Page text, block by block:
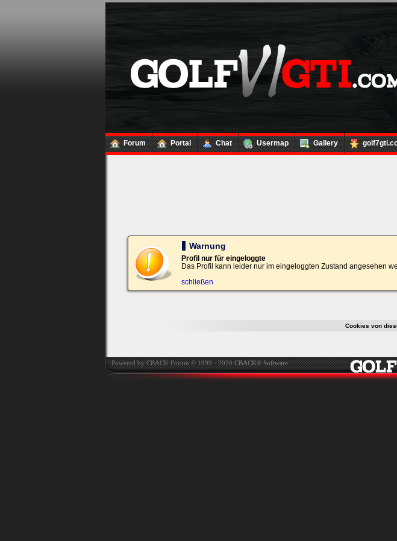
Forum Portal Chat Usermap Gallery
Loginbox
Trage
in
die
nachfolgenden
und
Kennwort
ein,
um
Bei jedem Besuch
automatisch einloggen.
Ich habe mein Passwort
vergessen|Registrieren
Warnung
Profil nur für eingeloggte
Das Profil kann leider nur im eingeloggten Zustand angesehen
schließen
Cookies von
Powered by CBACK Forum © 1999 - 2026CBACK® Software